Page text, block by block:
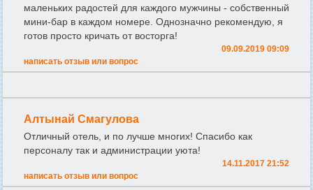
маленьких радостей для каждого мужчины - собственный
мини-бар в каждом номере. Однозначно рекомендую, я
готов просто кричать от восторга!
09.09.2019 09:09
написать отзыв или вопрос
Алтынай Смагулова
Отличный отель, и по лучше многих! Спасибо как
персоналу так и администрации уюта!
14.11.2017 21:52
написать отзыв или вопрос